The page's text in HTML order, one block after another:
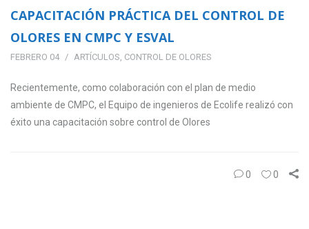
CAPACITACIÓN PRÁCTICA DEL CONTROL DE
OLORES EN CMPC Y ESVAL
FEBRERO 04 ARTÍCULOS, CONTROL DE OLORES
Recientemente, como colaboración con el plan de medio
ambiente de CMPC, el Equipo de ingenieros de Ecolife realizó con
éxito una capacitación sobre control de Olores
0 0